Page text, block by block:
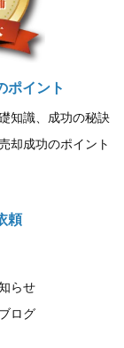
ポイント
知識、成功の秘訣
却成功のポイント
頼
らせ
ログ